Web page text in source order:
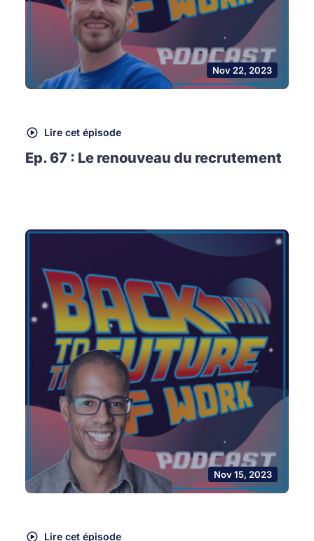
Nov 22, 2023
Lire cet épisode
Ep. 67 : Le renouveau du recrutement
Nov 15, 2023
Lire cet épisode